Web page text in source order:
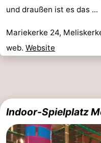
und draußen ist es das ...
Mariekerke 24,
web. Website
Indoor-Spielplatz